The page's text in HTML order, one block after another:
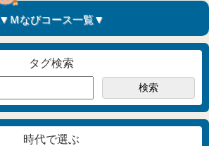
▼Ｍなびコース一覧▼
タグ検索
時代で選ぶ